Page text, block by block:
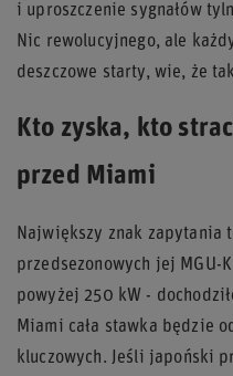
i uproszczenie sygnałów
Nic rewolucyjnego, ale
deszczowe starty, wie, że
Kto zyska, kto
przed Miami
Największy znak zapytania
przedsezonowych jej MGU-
powyżej 250 kW -
Miami cała stawka będzie
kluczowych. Jeśli japoński